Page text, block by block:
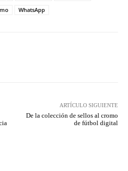
WhatsApp
ARTÍCULO SIGUIENTE
De la colección de sellos al cromo
de fútbol digital